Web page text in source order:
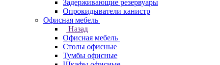
Задерживающие резервуары
Опрокидыватели канистр
Офисная мебель
Назад
Офисная мебель
Столы офисные
Тумбы офисные